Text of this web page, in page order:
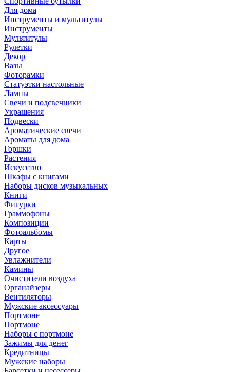
Для дома
Инструменты и мультитулы
Инструменты
Мультитулы
Рулетки
Декор
Вазы
Фоторамки
Статуэтки настольные
Лампы
Свечи и подсвечники
Украшения
Подвески
Ароматические свечи
Ароматы для дома
Горшки
Растения
Искусство
Шкафы с книгами
Наборы дисков музыкальных
Книги
Фигурки
Граммофоны
Композиции
Фотоальбомы
Карты
Другое
Увлажнители
Камины
Очистители воздуха
Органайзеры
Вентиляторы
Мужские аксессуары
Портмоне
Портмоне
Наборы с портмоне
Зажимы для денег
Кредитницы
Мужские наборы